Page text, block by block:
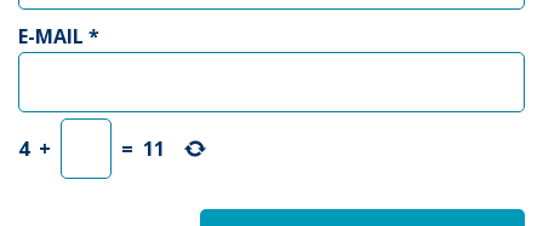
E-MAIL *
4 + = 11